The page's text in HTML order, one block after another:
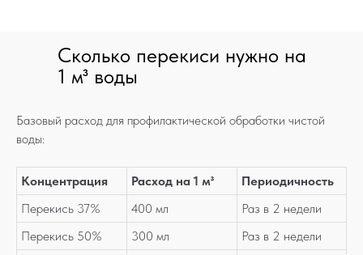
Сколько перекиси нужно на
1 м³ воды
Базовый расход для профилактической обработки чистой
воды:
Концентрация Расход на 1 м³
Периодичность
Перекись 37%
400 мл
Раз в 2 недели
Перекись 50%
300 мл
Раз в 2 недели